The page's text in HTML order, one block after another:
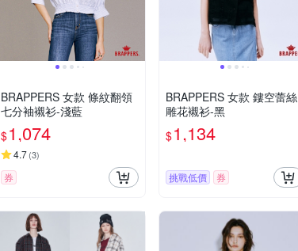
BRAPPERS 女款 條紋翻領
七分袖襯衫-淺藍
$1,074
4.7(3)
券
BRAPPERS 女款 鏤空蕾絲
雕花襯衫-黑
$1,134
挑戰低價 券